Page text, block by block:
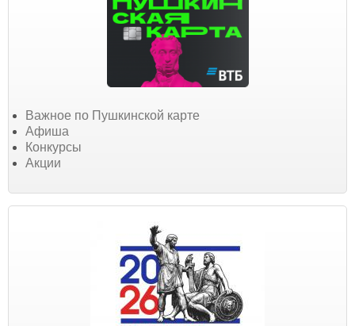
Важное по Пушкинской карте
Афиша
Конкурсы
Акции